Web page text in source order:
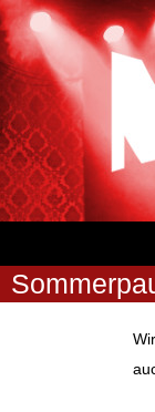
Zum
Inhalt
springen